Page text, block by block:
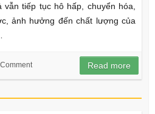
tiếp tục hô hấp, chuyển hóa,
ảnh hưởng đến chất lượng của
Read more